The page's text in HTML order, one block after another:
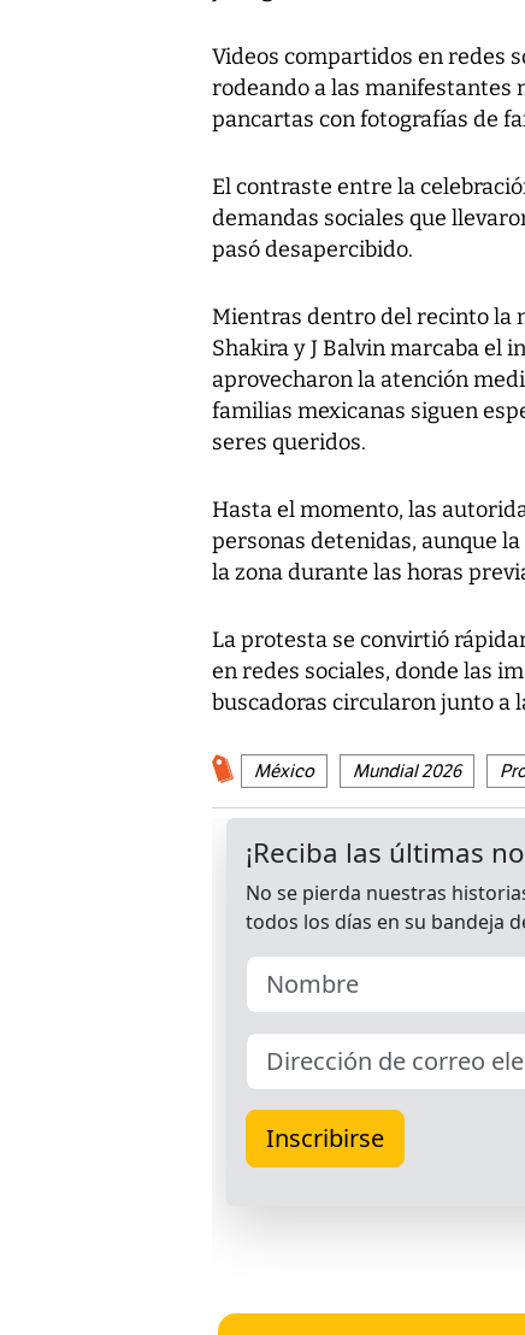
Videos compartidos en redes
rodeando a las manifestantes
pancartas con fotografías de
El contraste entre la
demandas sociales que
pasó desapercibido.
Mientras dentro del recinto la
Shakira y J Balvin marcaba el
aprovecharon la atención
familias mexicanas siguen
seres queridos.
Hasta el momento, las
personas detenidas, aunque
la zona durante las horas
La protesta se convirtió
en redes sociales, donde las
buscadoras circularon junto a
México Mundial 2026